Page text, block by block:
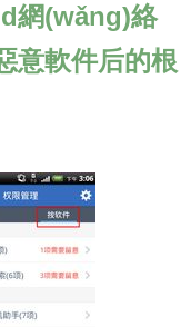
網(wǎng)絡
意軟件后的根